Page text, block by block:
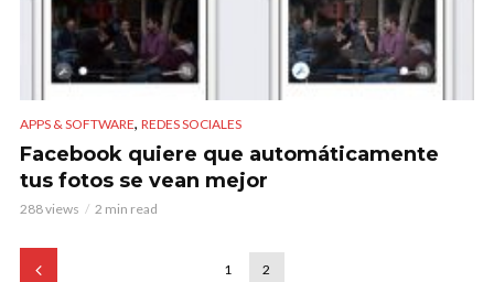
APPS & SOFTWARE, REDES SOCIALES
Facebook quiere que automáticamente
tus fotos se vean mejor
288 views 2 min read
1 2